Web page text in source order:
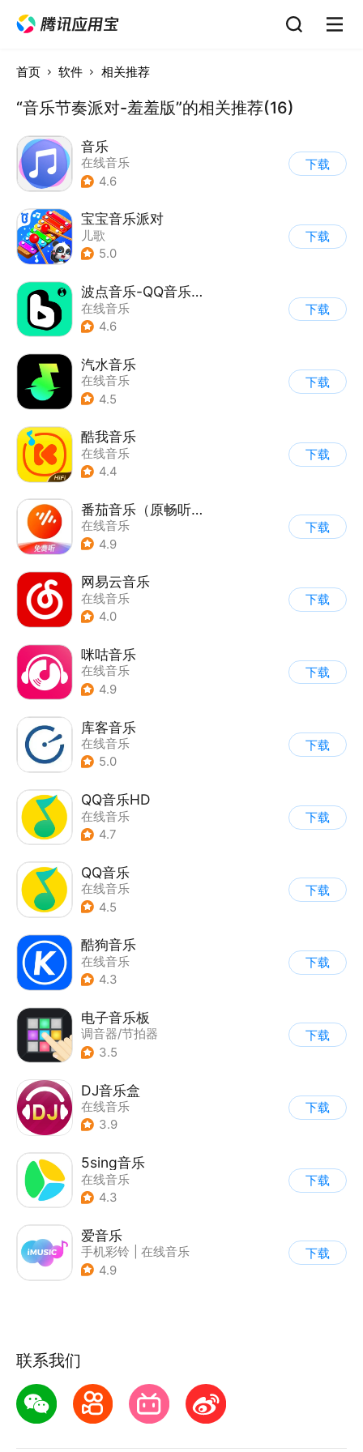
首页 软件 相关推荐
“音乐节奏派对-羞羞版”的相关推荐(16)
音乐
在线音乐
4.6
下载
宝宝音乐派对
儿歌
5.0
下载
波点音乐-QQ音乐简洁版
在线音乐
4.6
下载
汽水音乐
在线音乐
4.5
下载
酷我音乐
在线音乐
4.4
下载
番茄音乐（原畅听音乐）
在线音乐
4.9
下载
网易云音乐
在线音乐
4.0
下载
咪咕音乐
在线音乐
4.9
下载
库客音乐
在线音乐
5.0
下载
QQ音乐HD
在线音乐
4.7
下载
QQ音乐
在线音乐
4.5
下载
酷狗音乐
在线音乐
4.3
下载
电子音乐板
调音器/节拍器
3.5
下载
DJ音乐盒
在线音乐
3.9
下载
5sing音乐
在线音乐
4.3
下载
爱音乐
手机彩铃
在线音乐
4.9
下载
联系我们